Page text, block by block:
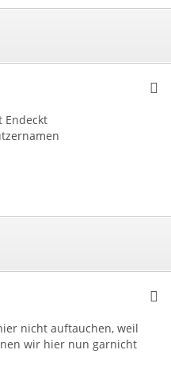
Endeckt
nicht auftauchen, weil
wir hier nun garnicht